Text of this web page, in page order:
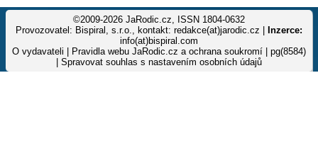
©2009-2026 JaRodic.cz, ISSN 1804-0632
Provozovatel: Bispiral, s.r.o., kontakt: redakce(at)jarodic.cz |
Inzerce:
info(at)bispiral.com
O vydavateli
Pravidla webu JaRodic.cz a ochrana soukromí | pg(8584)
Spravovat souhlas s nastavením osobních údajů